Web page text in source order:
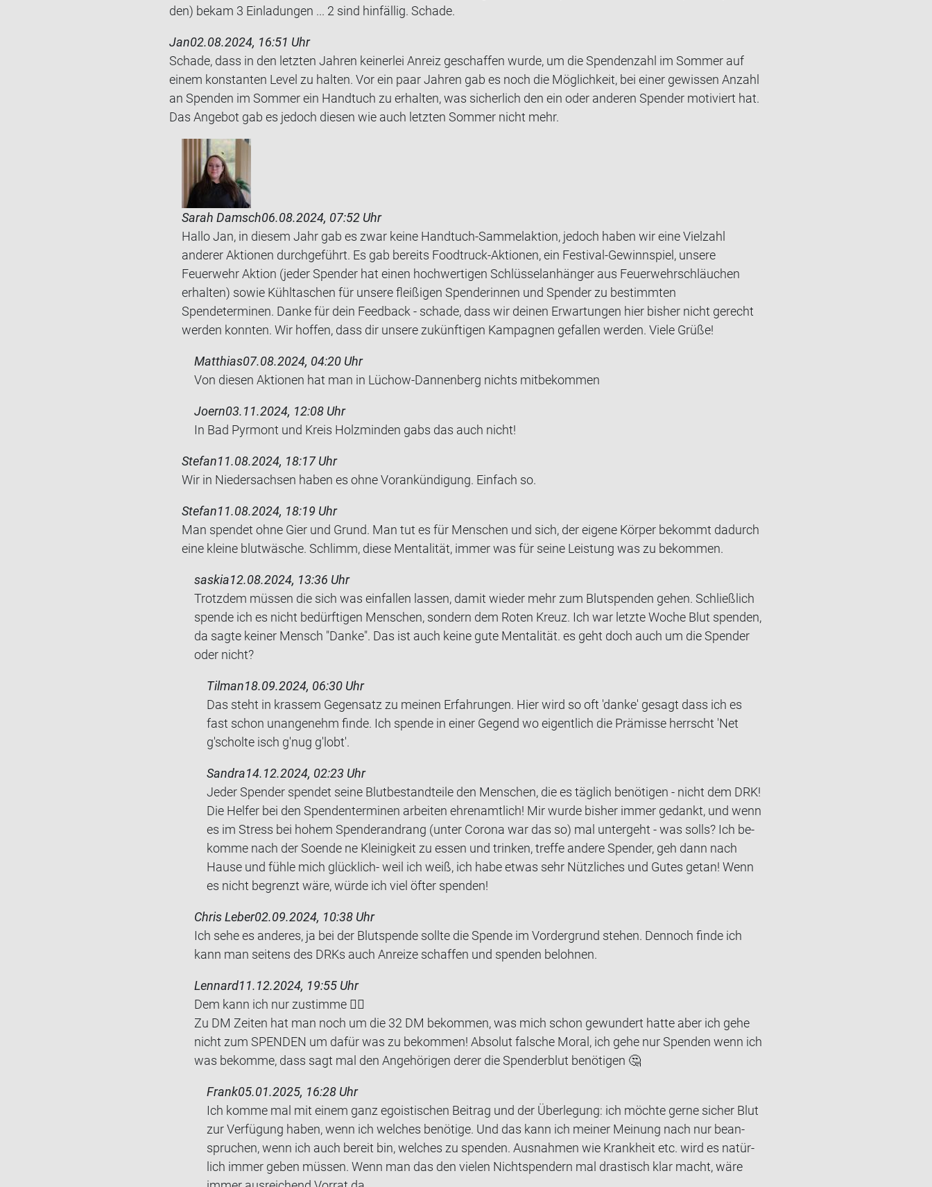
den) bekam 3 Ein­la­dun­gen ... 2 sind hin­fäl­lig. Scha­de.
Jan02.08.2024, 16:51 Uhr
Scha­de, dass in den letz­ten Jah­ren kei­ner­lei An­reiz ge­schaf­fen wurde, um die Spen­den­zahl im Som­mer auf
einem kon­stan­ten Level zu hal­ten. Vor ein paar Jah­ren gab es noch die Mög­lich­keit, bei einer ge­wis­sen An­zahl
an Spen­den im Som­mer ein Hand­tuch zu er­hal­ten, was si­cher­lich den ein oder an­de­ren Spen­der mo­ti­viert hat.
Das An­ge­bot gab es je­doch die­sen wie auch letz­ten Som­mer nicht mehr.
Sarah Damsch06.08.2024, 07:52 Uhr
Hallo Jan, in diesem Jahr gab es zwar keine Handtuch-Sammelaktion, jedoch haben wir eine Vielzahl
anderer Aktionen durchgeführt. Es gab bereits Foodtruck-Aktionen, ein Festival-Gewinnspiel, unsere
Feuerwehr Aktion (jeder Spender hat einen hochwertigen Schlüsselanhänger aus Feuerwehrschläuchen
erhalten) sowie Kühltaschen für unsere fleißigen Spenderinnen und Spender zu bestimmten
Spendeterminen. Danke für dein Feedback - schade, dass wir deinen Erwartungen hier bisher nicht gerecht
werden konnten. Wir hoffen, dass dir unsere zukünftigen Kampagnen gefallen werden. Viele Grüße!
Matthias07.08.2024, 04:20 Uhr
Von die­sen Ak­tio­nen hat man in Lüchow-​Dannenberg nichts mit­be­kom­men
Joern03.11.2024, 12:08 Uhr
In Bad Pyr­mont und Kreis Holz­min­den gabs das auch nicht!
Stefan11.08.2024, 18:17 Uhr
Wir in Nie­der­sach­sen haben es ohne Vor­ankün­di­gung. Ein­fach so.
Stefan11.08.2024, 18:19 Uhr
Man spen­det ohne Gier und Grund. Man tut es für Men­schen und sich, der ei­ge­ne Kör­per be­kommt da­durch
eine klei­ne blut­wä­sche. Schlimm, diese Men­ta­li­tät, immer was für seine Leis­tung was zu be­kom­men.
saskia12.08.2024, 13:36 Uhr
Trotz­dem müs­sen die sich was ein­fal­len las­sen, damit wie­der mehr zum Blut­spen­den gehen. Schließ­lich
spen­de ich es nicht be­dürf­ti­gen Men­schen, son­dern dem Roten Kreuz. Ich war letz­te Woche Blut spen­den,
da sagte kei­ner Mensch "Danke". Das ist auch keine gute Men­ta­li­tät. es geht doch auch um die Spen­der
oder nicht?
Tilman18.09.2024, 06:30 Uhr
Das steht in kras­sem Ge­gen­satz zu mei­nen Er­fah­run­gen. Hier wird so oft 'danke' ge­sagt dass ich es
fast schon un­an­ge­nehm finde. Ich spen­de in einer Ge­gend wo ei­gent­lich die Prä­mis­se herrscht 'Net
g'schol­te isch g'nug g'lobt'.
Sandra14.12.2024, 02:23 Uhr
Jeder Spen­der spen­det seine Blut­be­stand­tei­le den Men­schen, die es täg­lich be­nö­ti­gen - nicht dem DRK!
Die Hel­fer bei den Spen­den­ter­mi­nen ar­bei­ten eh­ren­amt­lich! Mir wurde bis­her immer ge­dankt, und wenn
es im Stress bei hohem Spen­der­an­drang (unter Co­ro­na war das so) mal un­ter­geht - was solls? Ich be­
kom­me nach der So­en­de ne Klei­nig­keit zu essen und trin­ken, tref­fe an­de­re Spen­der, geh dann nach
Hause und fühle mich glücklich-​ weil ich weiß, ich habe etwas sehr Nütz­li­ches und Gutes getan! Wenn
es nicht be­grenzt wäre, würde ich viel öfter spen­den!
Chris Leber02.09.2024, 10:38 Uhr
Ich sehe es an­de­res, ja bei der Blut­spen­de soll­te die Spen­de im Vor­der­grund ste­hen. Den­noch finde ich
kann man sei­tens des DRKs auch An­rei­ze schaf­fen und spen­den be­loh­nen.
Lennard11.12.2024, 19:55 Uhr
Dem kann ich nur zu­stim­me 👍🏻
Zu DM Zei­ten hat man noch um die 32 DM be­kom­men, was mich schon ge­wun­dert hatte aber ich gehe
nicht zum SPEN­DEN um dafür was zu be­kom­men! Ab­so­lut fal­sche Moral, ich gehe nur Spen­den wenn ich
was be­kom­me, dass sagt mal den An­ge­hö­ri­gen derer die Spen­der­blut be­nö­ti­gen 🤔
Frank05.01.2025, 16:28 Uhr
Ich komme mal mit einem ganz ego­is­ti­schen Bei­trag und der Über­le­gung: ich möch­te gerne si­cher Blut
zur Ver­fü­gung haben, wenn ich wel­ches be­nö­ti­ge. Und das kann ich mei­ner Mei­nung nach nur be­an­
spru­chen, wenn ich auch be­reit bin, wel­ches zu spen­den. Aus­nah­men wie Krank­heit etc. wird es na­tür­
lich immer geben müs­sen. Wenn man das den vie­len Nicht­spen­dern mal dras­tisch klar macht, wäre